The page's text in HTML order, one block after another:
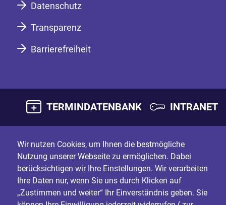
Datenschutz
Transparenz
Barrierefreiheit
TERMINDATENBANK INTRANET
Wir nutzen Cookies, um Ihnen die bestmögliche
Nutzung unserer Webseite zu ermöglichen. Dabei
berücksichtigen wir Ihre Einstellungen. Wir verarbeiten
Ihre Daten nur, wenn Sie uns durch Klicken auf
„Zustimmen und weiter“ Ihr Einverständnis geben. Sie